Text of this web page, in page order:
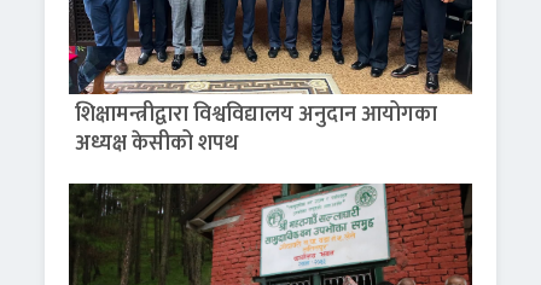
शिक्षामन्त्रीद्वारा विश्वविद्यालय अनुदान आयोगका
अध्यक्ष केसीको शपथ